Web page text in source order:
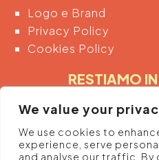
We value your
We use cookies to
experience, serve
and analyse our traffic. By
Logo e Brand
Privacy Policy
Cookies Policy
RESTIAMO
Inserendo di seguito la tua
automaticamente al
personali per ricevere
dalla piattaforma.